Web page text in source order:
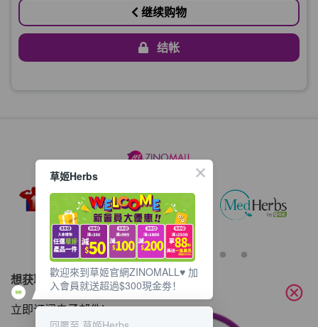
继续购物
结帐
想获取最新的优惠资讯？
立即订阅电子邮件!
cancel
草姬Herbs
歡迎來到草姬官網ZINOMALL♥️ 加
入會員就送超過$300現金劵！